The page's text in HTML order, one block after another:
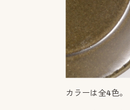
カラーは全4色。